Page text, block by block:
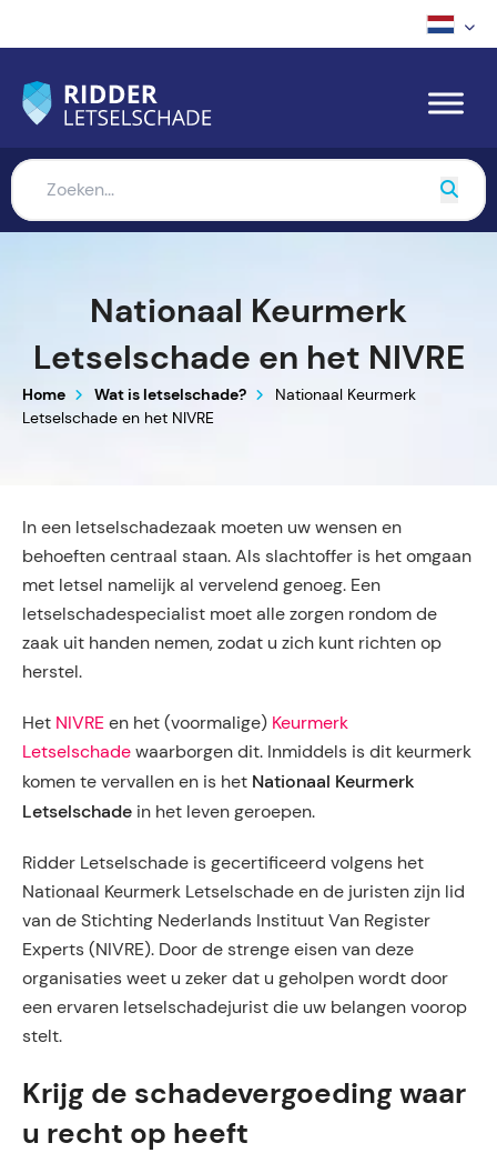
Nationaal Keurmerk
Letselschade en het NIVRE
Home Wat is letselschade?
Nationaal Keurmerk
Letselschade en het NIVRE
In een letselschadezaak moeten uw wensen en
behoeften centraal staan. Als slachtoffer is het omgaan
met letsel namelijk al vervelend genoeg. Een
letselschadespecialist moet alle zorgen rondom de
zaak uit handen nemen, zodat u zich kunt richten op
herstel.
Het NIVRE en het (voormalige) Keurmerk
Letselschade waarborgen dit. Inmiddels is dit keurmerk
komen te vervallen en is het Nationaal Keurmerk
Letselschade in het leven geroepen.
Ridder Letselschade is gecertificeerd volgens het
Nationaal Keurmerk Letselschade en de juristen zijn lid
van de Stichting Nederlands Instituut Van Register
Experts (NIVRE). Door de strenge eisen van deze
organisaties weet u zeker dat u geholpen wordt door
een ervaren letselschadejurist die uw belangen voorop
stelt.
Krijg de schadevergoeding waar
u recht op heeft